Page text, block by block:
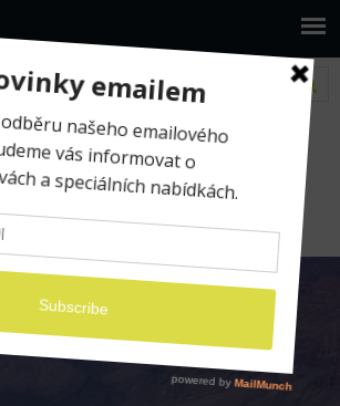
Fotografické expedice
2016
Myanmar